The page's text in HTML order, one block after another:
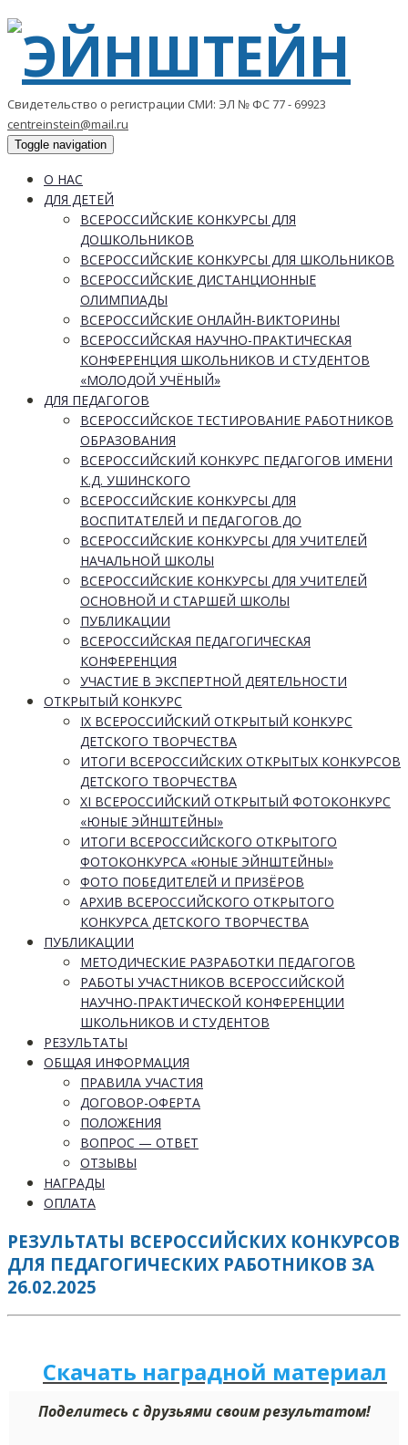
Свидетельство о регистрации СМИ: ЭЛ № ФС 77 - 69923
centreinstein@mail.ru
Toggle navigation
О НАС
ДЛЯ ДЕТЕЙ
ВСЕРОССИЙСКИЕ КОНКУРСЫ ДЛЯ
ДОШКОЛЬНИКОВ
ВСЕРОССИЙСКИЕ КОНКУРСЫ ДЛЯ ШКОЛЬНИКОВ
ВСЕРОССИЙСКИЕ ДИСТАНЦИОННЫЕ
ОЛИМПИАДЫ
ВСЕРОССИЙСКИЕ ОНЛАЙН-ВИКТОРИНЫ
ВСЕРОССИЙСКАЯ НАУЧНО-ПРАКТИЧЕСКАЯ
КОНФЕРЕНЦИЯ ШКОЛЬНИКОВ И СТУДЕНТОВ
«МОЛОДОЙ УЧЁНЫЙ»
ДЛЯ ПЕДАГОГОВ
ВСЕРОССИЙСКОЕ ТЕСТИРОВАНИЕ РАБОТНИКОВ
ОБРАЗОВАНИЯ
ВСЕРОССИЙСКИЙ КОНКУРС ПЕДАГОГОВ ИМЕНИ
К.Д. УШИНСКОГО
ВСЕРОССИЙСКИЕ КОНКУРСЫ ДЛЯ
ВОСПИТАТЕЛЕЙ И ПЕДАГОГОВ ДО
ВСЕРОССИЙСКИЕ КОНКУРСЫ ДЛЯ УЧИТЕЛЕЙ
НАЧАЛЬНОЙ ШКОЛЫ
ВСЕРОССИЙСКИЕ КОНКУРСЫ ДЛЯ УЧИТЕЛЕЙ
ОСНОВНОЙ И СТАРШЕЙ ШКОЛЫ
ПУБЛИКАЦИИ
ВСЕРОССИЙСКАЯ ПЕДАГОГИЧЕСКАЯ
КОНФЕРЕНЦИЯ
УЧАСТИЕ В ЭКСПЕРТНОЙ ДЕЯТЕЛЬНОСТИ
ОТКРЫТЫЙ КОНКУРС
IX ВСЕРОССИЙСКИЙ ОТКРЫТЫЙ КОНКУРС
ДЕТСКОГО ТВОРЧЕСТВА
ИТОГИ ВСЕРОССИЙСКИХ ОТКРЫТЫХ КОНКУРСОВ
ДЕТСКОГО ТВОРЧЕСТВА
XI ВСЕРОССИЙСКИЙ ОТКРЫТЫЙ ФОТОКОНКУРС
«ЮНЫЕ ЭЙНШТЕЙНЫ»
ИТОГИ ВСЕРОССИЙСКОГО ОТКРЫТОГО
ФОТОКОНКУРСА «ЮНЫЕ ЭЙНШТЕЙНЫ»
ФОТО ПОБЕДИТЕЛЕЙ И ПРИЗЁРОВ
АРХИВ ВСЕРОССИЙСКОГО ОТКРЫТОГО
КОНКУРСА ДЕТСКОГО ТВОРЧЕСТВА
ПУБЛИКАЦИИ
МЕТОДИЧЕСКИЕ РАЗРАБОТКИ ПЕДАГОГОВ
РАБОТЫ УЧАСТНИКОВ ВСЕРОССИЙСКОЙ
НАУЧНО-ПРАКТИЧЕСКОЙ КОНФЕРЕНЦИИ
ШКОЛЬНИКОВ И СТУДЕНТОВ
РЕЗУЛЬТАТЫ
ОБЩАЯ ИНФОРМАЦИЯ
ПРАВИЛА УЧАСТИЯ
ДОГОВОР-ОФЕРТА
ПОЛОЖЕНИЯ
ВОПРОС — ОТВЕТ
ОТЗЫВЫ
НАГРАДЫ
ОПЛАТА
РЕЗУЛЬТАТЫ ВСЕРОССИЙСКИХ КОНКУРСОВ
ДЛЯ ПЕДАГОГИЧЕСКИХ РАБОТНИКОВ ЗА
26.02.2025
Скачать наградной материал
Поделитесь с друзьями своим результатом!